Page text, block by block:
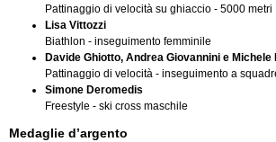
Pattinaggio di velocità su ghiaccio - 5000 metri
Lisa Vittozzi
Biathlon - inseguimento femminile
Davide Ghiotto, Andrea Giovannini e Michele
Pattinaggio di velocità - inseguimento a
Simone Deromedis
Freestyle - ski cross maschile
Medaglie d’argento